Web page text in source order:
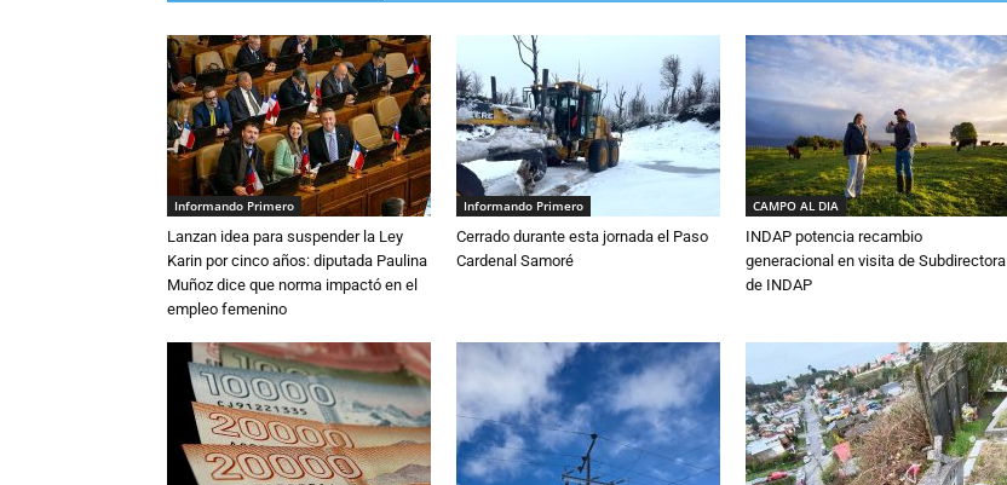
Informando Primero
Lanzan idea para suspender la Ley
Karin por cinco años: diputada Paulina
Muñoz dice que norma impactó en el
empleo femenino
Informando Primero
Cerrado durante esta jornada el Paso
Cardenal Samoré
CAMPO AL DIA
INDAP potencia recambio
generacional en visita de Subdirectora
de INDAP